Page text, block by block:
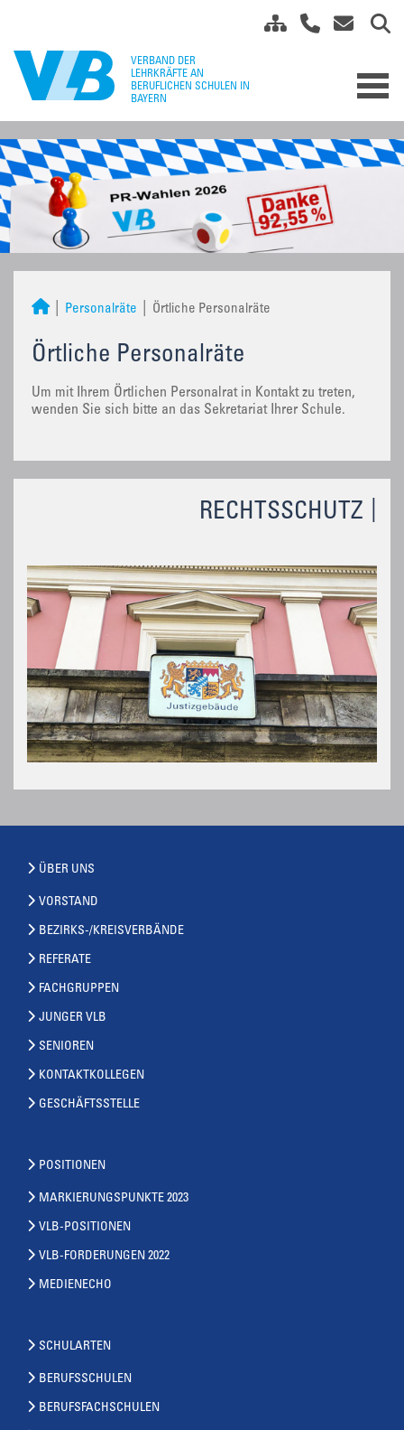
RECHTSSCHUTZ
Personalräte Örtliche Personalräte
Örtliche Personalräte
Um mit Ihrem Örtlichen Personalrat in Kontakt zu treten,
wenden Sie sich bitte an das Sekretariat Ihrer Schule.
ÜBER UNS
VORSTAND
BEZIRKS-/KREISVERBÄNDE
REFERATE
FACHGRUPPEN
JUNGER VLB
SENIOREN
KONTAKTKOLLEGEN
GESCHÄFTSSTELLE
POSITIONEN
MARKIERUNGSPUNKTE 2023
VLB-POSITIONEN
VLB-FORDERUNGEN 2022
MEDIENECHO
SCHULARTEN
BERUFSSCHULEN
BERUFSFACHSCHULEN